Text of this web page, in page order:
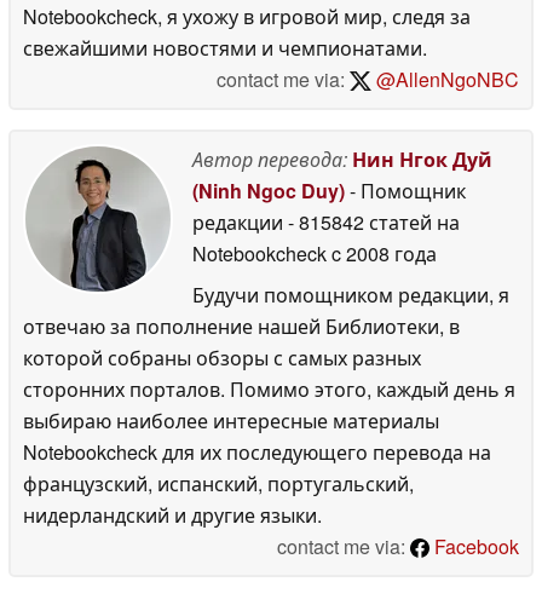
Notebookcheck, я ухожу в игровой мир, следя за
свежайшими новостями и чемпионатами.
contact me via:
@AllenNgoNBC
Автор перевода: Нин Нгок Дуй
(Ninh Ngoc Duy)- Помощник
редакции - 815842 статей на
Notebookcheckc 2008 года
Будучи помощником редакции, я
отвечаю за пополнение нашей Библиотеки, в
которой собраны обзоры с самых разных
сторонних порталов. Помимо этого, каждый день я
выбираю наиболее интересные материалы
Notebookcheck для их последующего перевода на
французский, испанский, португальский,
нидерландский и другие языки.
contact me via:
Facebook